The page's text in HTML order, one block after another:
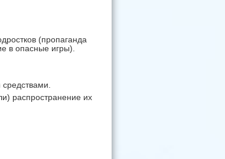
(пропаганда
в опасные игры).
средствами.
распространение их